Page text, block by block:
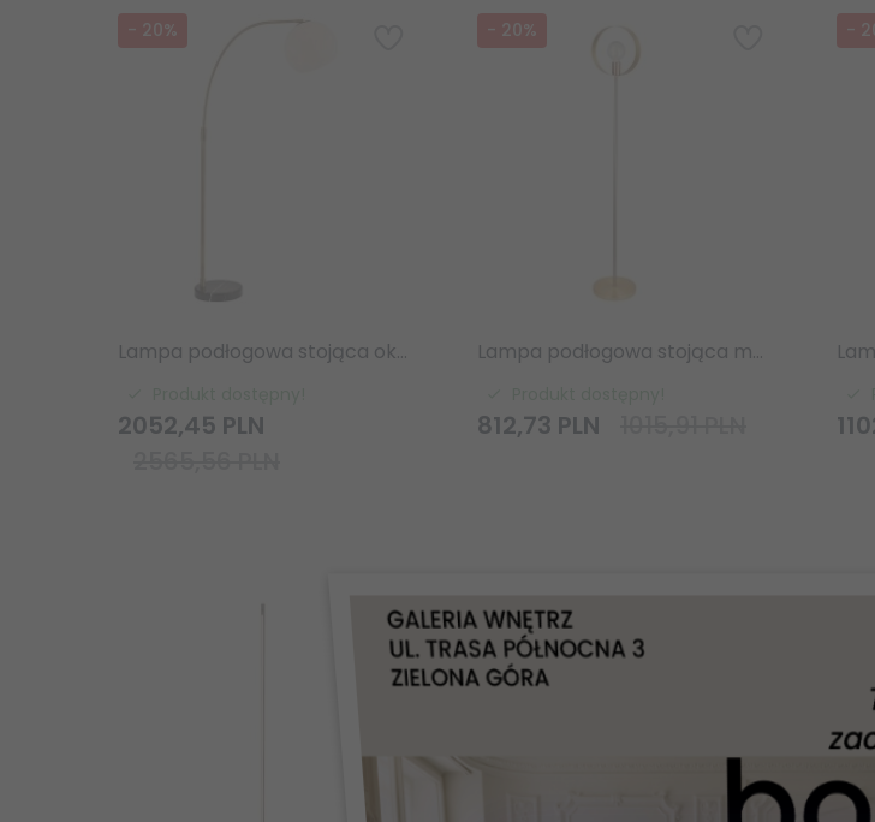
- 20%
Lampa podłogowa stojąca okrągły szklany klosz marmurowa podstawa designerska nowoczesna salonowa sypialniana Otto 91744 ENDON
2052,45 PLN
- 20%
Lampa podłogowa stojąca metalowa okrąg designerska nowoczesna artdeco salonowa sypialniana Hoop 98095 ENDON
812,73 PLN
-